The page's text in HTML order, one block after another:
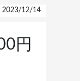
2023/12/14
円